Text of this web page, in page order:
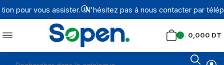
pour vous assister. N'hésitez pas à nous contacter par
0,000 DT